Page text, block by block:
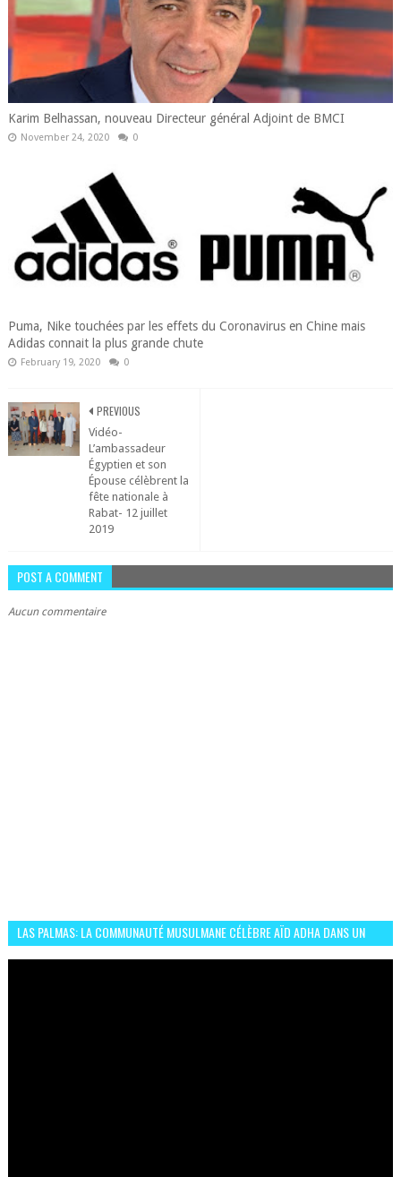
Karim Belhassan, nouveau Directeur général Adjoint de BMCI
November 24, 2020 0
Puma, Nike touchées par les effets du Coronavirus en Chine mais
Adidas connait la plus grande chute
February 19, 2020 0
PREVIOUS
Vidéo-
L’ambassadeur
Égyptien et son
Épouse célèbrent la
fête nationale à
Rabat- 12 juillet
2019
POST A COMMENT
Aucun commentaire
LAS PALMAS: LA COMMUNAUTÉ MUSULMANE CÉLÈBRE AÏD ADHA DANS UN
ESPRIT DE FRATERNITÉ ET VIVRE-ENSEMBLE